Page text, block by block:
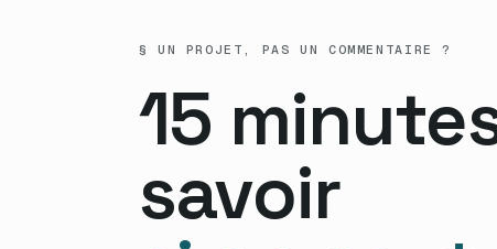
§ UN PROJET, PAS UN COMMENTAIRE ?
15
savoir